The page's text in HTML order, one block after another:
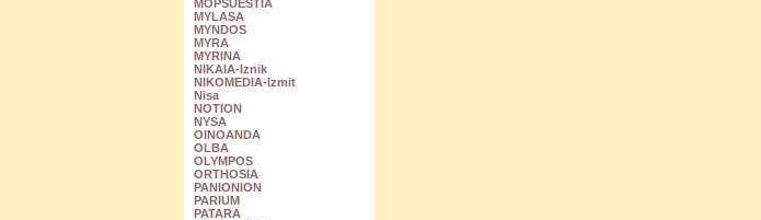
MOPSUESTIA
MYLASA
MYNDOS
MYRA
MYRINA
NIKAIA-Iznik
NIKOMEDIA-Izmit
Nisa
NOTION
NYSA
OINOANDA
OLBA
OLYMPOS
ORTHOSIA
PANIONION
PARIUM
PATARA